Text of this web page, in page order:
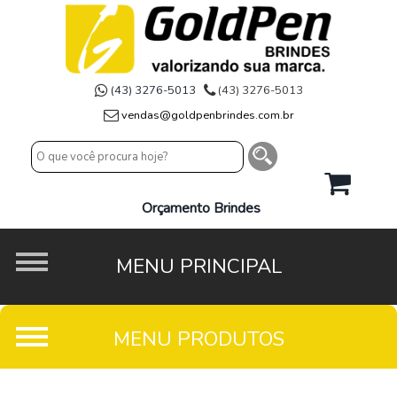
(43) 3276-5013
(43) 3276-5013
vendas@goldpenbrindes.com.br
Orçamento Brindes